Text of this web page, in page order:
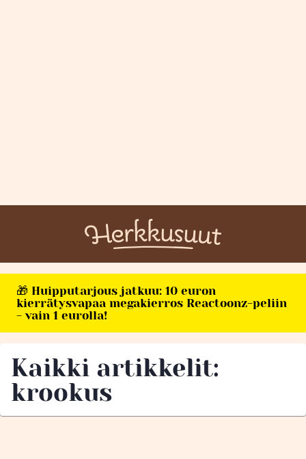
🎁 Huipputarjous jatkuu: 10 euron
kierrätysvapaa megakierros Reactoonz-peliin
- vain 1 eurolla!
Kaikki artikkelit:
krookus